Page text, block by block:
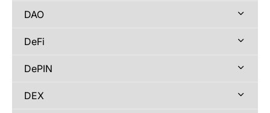
DAO
DeFi
DePIN
DEX